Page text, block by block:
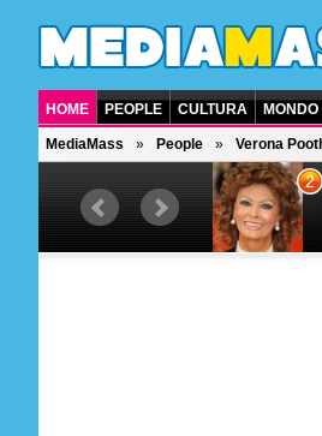
HOME PEOPLE CULTURA MONDO
MediaMass People Verona
attore americano
2